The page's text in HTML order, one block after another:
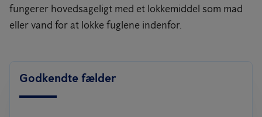
fungerer hovedsageligt med et lokkemiddel som mad
eller vand for at lokke fuglene indenfor.
Godkendte fælder